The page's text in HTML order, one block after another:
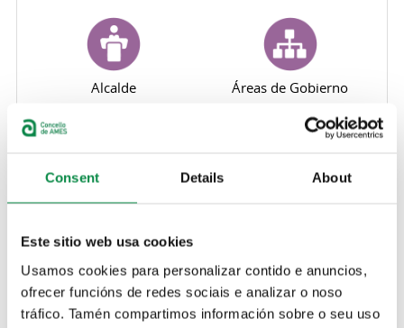
Consent Details About
Este sitio web usa cookies
Usamos cookies para personalizar contido e anuncios,
ofrecer funcións de redes sociais e analizar o noso
tráfico. Tamén compartimos información sobre o seu uso
Alcalde Áreas de Gobierno
Departamentos municipales Personal Municipal
Ofertas de empleo público Procesos selectivos